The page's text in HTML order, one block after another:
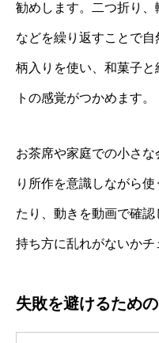
勧めします。二つ折り、
などを繰り返すことで
柄入りを使い、和菓子
トの感覚がつかめます。
お茶席や家庭での小さな
り所作を意識しながら
たり、動きを動画で確
持ち方に乱れがないかチ
失敗を避けるため